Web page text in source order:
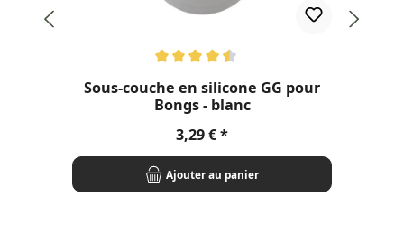
Sous-couche en silicone GG pour
Bongs - blanc
Prix régulier :
3,29 €
Ajouter au panier